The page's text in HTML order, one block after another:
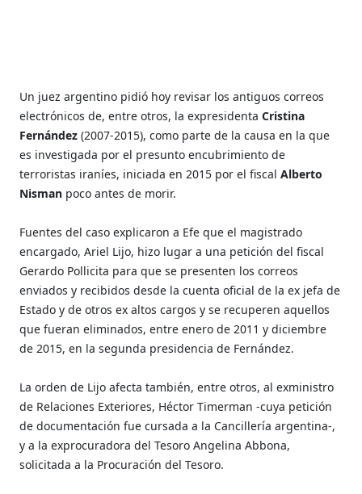
Un juez argentino pidió hoy revisar los antiguos correos
electrónicos de, entre otros, la expresidentaCristina
Fernández (2007-2015), como parte de la causa en la que
es investigada por el presunto encubrimiento de
terroristas iraníes, iniciada en 2015 por el fiscalAlberto
Nisman poco antes de morir.
Fuentes del caso explicaron a Efe que el magistrado
encargado, Ariel Lijo, hizo lugar a una petición del fiscal
Gerardo Pollicita para que se presenten los correos
enviados y recibidos desde la cuenta oficial de la ex jefa de
Estado y de otros ex altos cargos y se recuperen aquellos
que fueran eliminados, entre enero de 2011 y diciembre
de 2015, en la segunda presidencia de Fernández.
La orden de Lijo afecta también, entre otros, al exministro
de Relaciones Exteriores, Héctor Timerman -cuya petición
de documentación fue cursada a la Cancillería argentina-,
y a la exprocuradora del Tesoro Angelina Abbona,
solicitada a la Procuración del Tesoro.